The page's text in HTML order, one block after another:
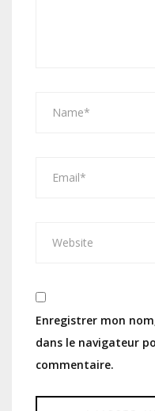
Enregistrer mon
dans le navigateur
commentaire.